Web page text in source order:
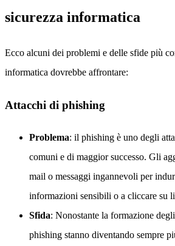
sicurezza informatica
Ecco alcuni dei problemi e delle sfide più
informatica dovrebbe affrontare:
Attacchi di phishing
Problema: il phishing è uno degli
comuni e di maggior successo. Gli
mail o messaggi ingannevoli per
informazioni sensibili o a cliccare su
Sfida: Nonostante la formazione
phishing stanno diventando sempre